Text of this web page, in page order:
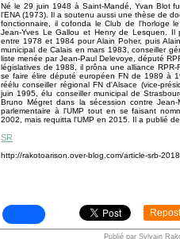
Né le 29 juin 1948 à Saint-Mandé, Yvan Blot
l'ENA (1973). Il a soutenu aussi une thèse de
fonctionnaire, il cofonda le Club de l'horloge
Jean-Yves Le Gallou et Henry de Lesquen. Il
entre 1978 et 1984 pour Alain Poher, puis
municipal de Calais en mars 1983, conseiller
liste menée par Jean-Paul Delevoye, député
législatives de 1988, il prôna une alliance
se faire élire député européen FN de 1989 à
réélu conseiller régional FN d'Alsace (vice-
juin 1995, élu conseiller municipal de
Bruno Mégret dans la sécession contre
parlementaire à l'UMP tout en se faisant
2002, mais requitta l'UMP en 2015. Il a publié
SR
http://rakotoarison.over-blog.com/article-srb-
Repost
Publié par Sylvain